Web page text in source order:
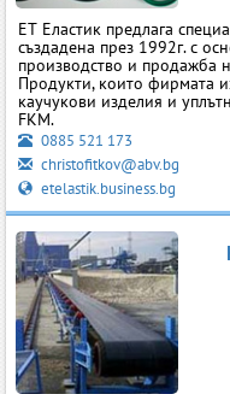
ЕТ Еластик предлага
създадена през 1992г. с
производство и продажба
Продукти, които фирмата
каучукови изделия и
FKM.
0885 521 173
christofitkov@abv.bg
etelastik.business.bg